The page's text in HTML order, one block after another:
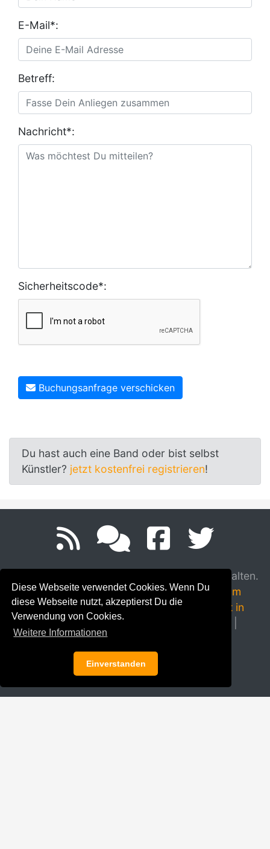
Diese Webseite verwendet Cookies. Wenn Du
diese Webseite nutzt, akzeptierst Du die
Verwendung von Cookies.
Weitere Informationen
Einverstanden
E-Mail*:
Betreff:
Nachricht*:
Sicherheitscode*:
Buchungsanfrage verschicken
Du hast auch eine Band oder bist selbst
Künstler? jetzt kostenfrei registrieren!
© 2002-2026 track4.de. Alle Rechte vorbehalten.
|AGB|Datenschutz|Kontakt|Impressum
Music Corner Hannover|Musikunterricht in
Hannover|Musikinstrumente Hannover
Klavierhaus Stampe & Schendzielorz